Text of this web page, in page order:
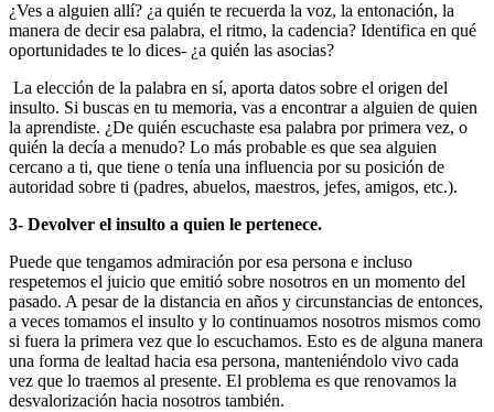
¿Ves a alguien allí? ¿a quién te recuerda la voz, la entonación, la
manera de decir esa palabra, el ritmo, la cadencia? Identifica en qué
oportunidades te lo dices- ¿a quién las asocias?
La elección de la palabra en sí, aporta datos sobre el origen del
insulto. Si buscas en tu memoria, vas a encontrar a alguien de quien
la aprendiste. ¿De quién escuchaste esa palabra por primera vez, o
quién la decía a menudo? Lo más probable es que sea alguien
cercano a ti, que tiene o tenía una influencia por su posición de
autoridad sobre ti (padres, abuelos, maestros, jefes, amigos, etc.).
3- Devolver el insulto a quien le pertenece.
Puede que tengamos admiración por esa persona e incluso
respetemos el juicio que emitió sobre nosotros en un momento del
pasado. A pesar de la distancia en años y circunstancias de entonces,
a veces tomamos el insulto y lo continuamos nosotros mismos como
si fuera la primera vez que lo escuchamos. Esto es de alguna manera
una forma de lealtad hacia esa persona, manteniéndolo vivo cada
vez que lo traemos al presente. El problema es que renovamos la
desvalorización hacia nosotros también.